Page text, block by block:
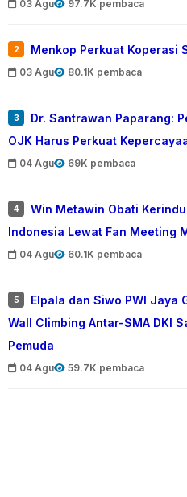
03 Agu 97.7K pembaca
2 Menkop Perkuat Koperasi
03 Agu 80.1K pembaca
3
Dr. Santrawan Paparang:
OJK Harus Perkuat
04 Agu 69K pembaca
4
Win Metawin Obati
Indonesia Lewat Fan Meeting
04 Agu 60.1K pembaca
5
Elpala dan Siwo PWI Jaya
Wall Climbing Antar-SMA DKI
Pemuda
04 Agu 59.7K pembaca